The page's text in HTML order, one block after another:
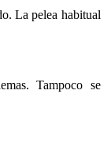
La pelea habitual
Tampoco se